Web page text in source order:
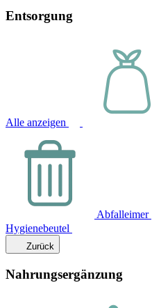
Entsorgung
Alle anzeigen
Abfalleimer
Hygienebeutel
Zurück
Nahrungsergänzung